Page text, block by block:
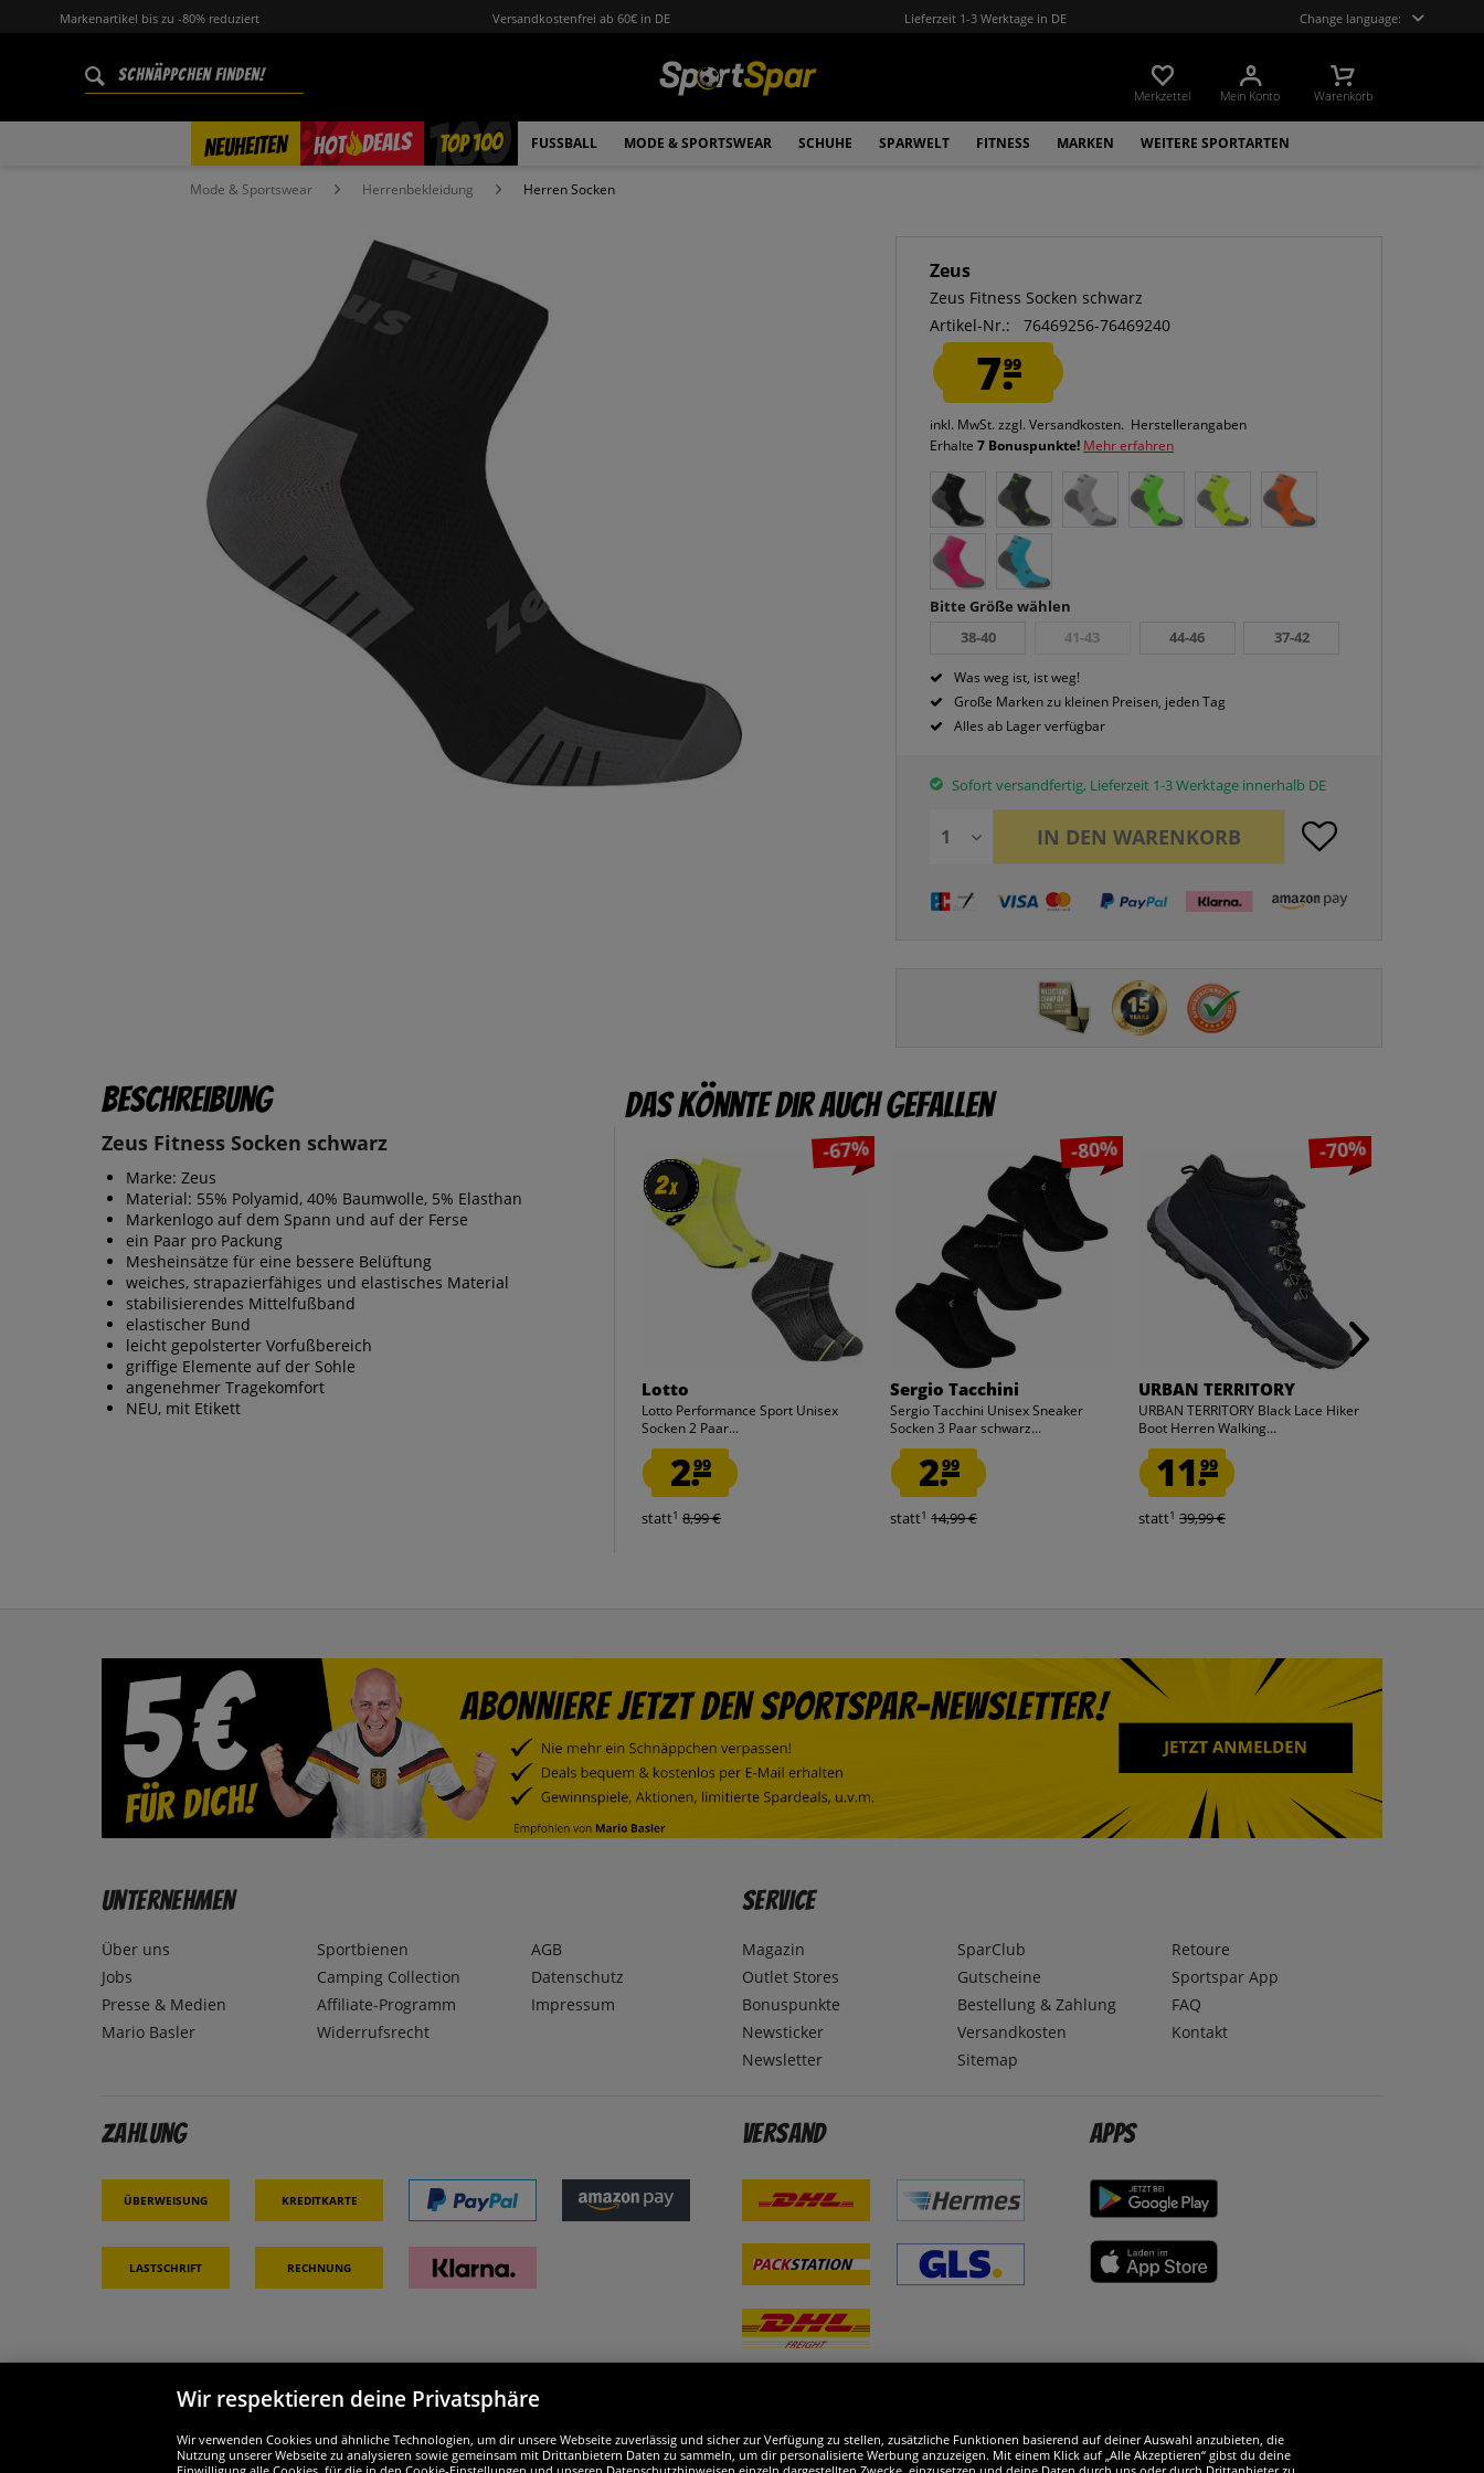
Markenartikel bis zu -80% reduziert Versandkostenfrei ab 60€ in DE Lieferzeit 1-3 Werktage in DE Change language:
Merkzettel Mein Konto Warenkorb
NEUHEITEN HOT DEALS
% TOP 100 FUSSBALL MODE & SPORTSWEAR SCHUHE SPARWELT FITNESS MARKEN WEITERE SPORTARTEN
Mode & Sportswear Herrenbekleidung Herren Socken
Zeus
Zeus Fitness Socken schwarz
Artikel-Nr.:
76469256-76469240
7.99
inkl. MwSt.zzgl. Versandkosten. Herstellerangaben
Erhalte7 Bonuspunkte! Mehr erfahren
Bitte Größe wählen
38-40
41-43 44-46 37-42
Was weg ist, ist weg!
Große Marken zu kleinen Preisen, jeden Tag
Alles ab Lager verfügbar
Sofort versandfertig, Lieferzeit 1-3 Werktage innerhalb DE
IN DEN WARENKORB
Beschreibung
Zeus Fitness Socken schwarz
Marke: Zeus
Material: 55% Polyamid, 40% Baumwolle, 5% Elasthan
Markenlogo auf dem Spann und auf der Ferse
ein Paar pro Packung
Mesheinsätze für eine bessere Belüftung
weiches, strapazierfähiges und elastisches Material
stabilisierendes Mittelfußband
elastischer Bund
leicht gepolsterter Vorfußbereich
griffige Elemente auf der Sohle
angenehmer Tragekomfort
NEU, mit Etikett
Das könnte dir auch gefallen
2x
2x
-67%
Lotto
Lotto Performance Sport Unisex
Socken 2 Paar...
2.99
statt1 8,99 €
-80%
Sergio Tacchini
Sergio Tacchini Unisex Sneaker
Socken 3 Paar schwarz...
2.99
statt1 14,99 €
-70%
URBAN TERRITORY
URBAN TERRITORY Black Lace Hiker
Boot Herren Walking...
11.99
statt1 39,99 €
Unternehmen
Über uns
Jobs
Presse & Medien
Mario Basler
Sportbienen
Camping Collection
Affiliate-Programm
Widerrufsrecht
AGB
Datenschutz
Impressum
Service
Magazin
Outlet Stores
Bonuspunkte
Newsticker
Newsletter
SparClub
Gutscheine
Bestellung & Zahlung
Versandkosten
Sitemap
Retoure
Sportspar App
FAQ
Kontakt
Zahlung
Überweisung Kreditkarte
Lastschrift Rechnung
Versand Apps
Partner & Sicherheit Wir sind ausgezeichnet
Wir respektieren deine Privatsphäre
Wir verwenden Cookies und ähnliche Technologien, um dir unsere Webseite zuverlässig und sicher zur Verfügung zu stellen, zusätzliche Funktionen basierend auf deiner Auswahl anzubieten, die
Nutzung unserer Webseite zu analysieren sowie gemeinsam mit Drittanbietern Daten zu sammeln, um dir personalisierte Werbung anzuzeigen. Mit einem Klick auf „Alle Akzeptieren“ gibst du deine